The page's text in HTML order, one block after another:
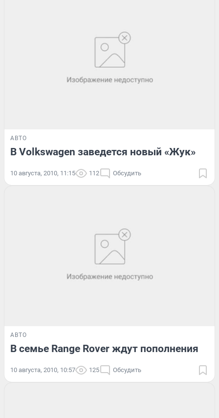
АВТО
В Volkswagen заведется новый «Жук»
10 августа, 2010, 11:15 112 Обсудить
АВТО
В семье Range Rover ждут пополнения
10 августа, 2010, 10:57 125 Обсудить